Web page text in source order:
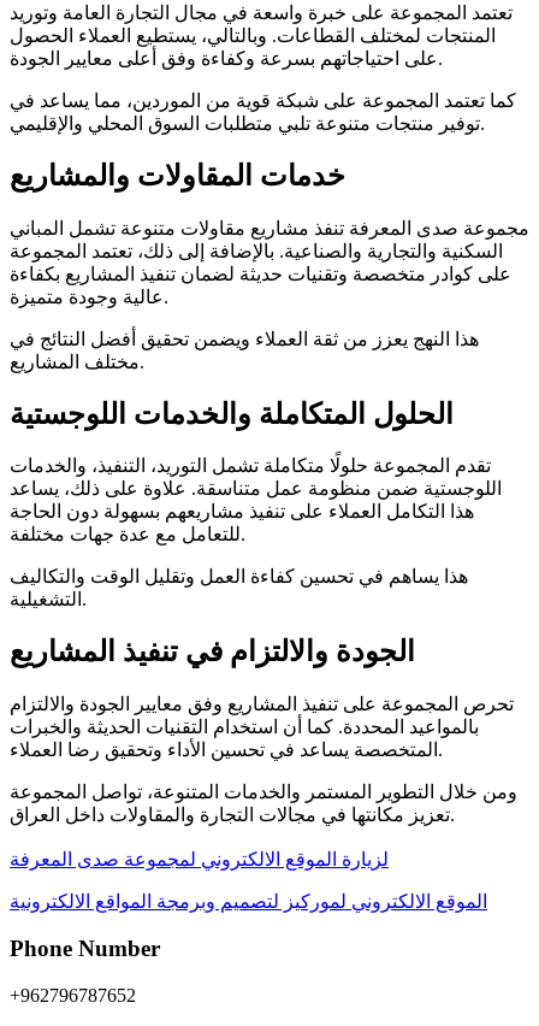
تعتمد المجموعة على خبرة واسعة في مجال التجارة العامة وتوريد
المنتجات لمختلف القطاعات. وبالتالي، يستطيع العملاء الحصول
على احتياجاتهم بسرعة وكفاءة وفق أعلى معايير الجودة.
كما تعتمد المجموعة على شبكة قوية من الموردين، مما يساعد في
توفير منتجات متنوعة تلبي متطلبات السوق المحلي والإقليمي.
خدمات المقاولات والمشاريع
مجموعة صدى المعرفة تنفذ مشاريع مقاولات متنوعة تشمل المباني
السكنية والتجارية والصناعية. بالإضافة إلى ذلك، تعتمد المجموعة
على كوادر متخصصة وتقنيات حديثة لضمان تنفيذ المشاريع بكفاءة
عالية وجودة متميزة.
هذا النهج يعزز من ثقة العملاء ويضمن تحقيق أفضل النتائج في
مختلف المشاريع.
الحلول المتكاملة والخدمات اللوجستية
تقدم المجموعة حلولًا متكاملة تشمل التوريد، التنفيذ، والخدمات
اللوجستية ضمن منظومة عمل متناسقة. علاوة على ذلك، يساعد
هذا التكامل العملاء على تنفيذ مشاريعهم بسهولة دون الحاجة
للتعامل مع عدة جهات مختلفة.
هذا يساهم في تحسين كفاءة العمل وتقليل الوقت والتكاليف
التشغيلية.
الجودة والالتزام في تنفيذ المشاريع
تحرص المجموعة على تنفيذ المشاريع وفق معايير الجودة والالتزام
بالمواعيد المحددة. كما أن استخدام التقنيات الحديثة والخبرات
المتخصصة يساعد في تحسين الأداء وتحقيق رضا العملاء.
ومن خلال التطوير المستمر والخدمات المتنوعة، تواصل المجموعة
تعزيز مكانتها في مجالات التجارة والمقاولات داخل العراق.
لزيارة الموقع الالكتروني لمجموعة صدى المعرفة
الموقع الالكتروني لموركيز لتصميم وبرمجة المواقع الالكترونية
Phone Number
+962796787652